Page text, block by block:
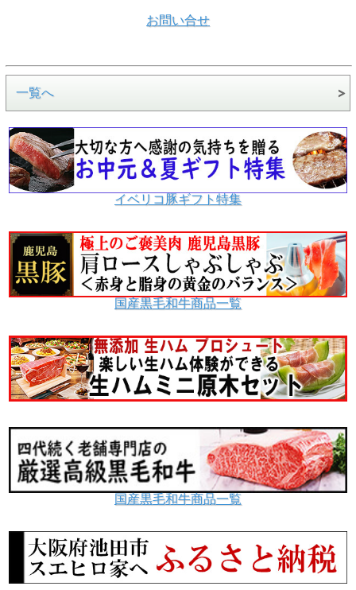
お問い合せ
一覧へ
イベリコ豚ギフト特集
国産黒毛和牛商品一覧
国産黒毛和牛商品一覧